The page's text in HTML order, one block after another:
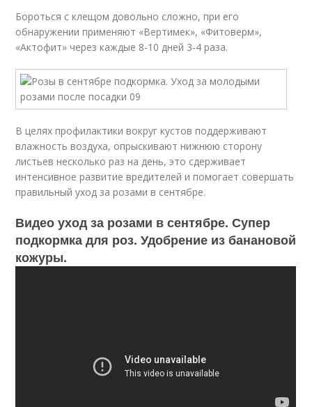
Бороться с клещом довольно сложно, при его
обнаружении применяют «Вертимек», «Фитоверм»,
«Актофит» через каждые 8-10 дней 3-4 раза.
В целях профилактики вокруг кустов поддерживают
влажность воздуха, опрыскивают нижнюю сторону
листьев несколько раз на день, это сдерживает
интенсивное развитие вредителей и помогает совершать
правильный уход за розами в сентябре.
Видео уход за розами в сентябре. Супер
подкормка для роз. Удобрение из банановой
кожуры.